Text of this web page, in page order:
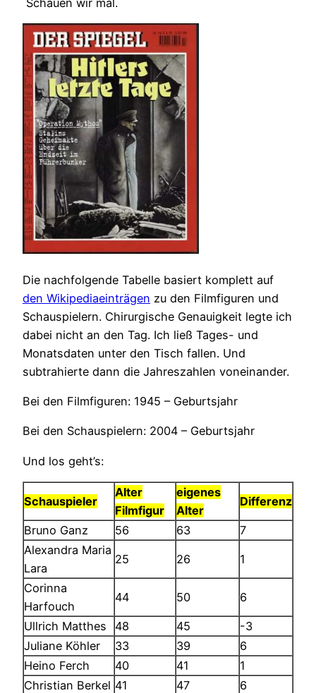
Schauen wir mal.
Die nachfolgende Tabelle basiert komplett auf
den Wikipediaeinträgen zu den Filmfiguren und
Schauspielern. Chirurgische Genauigkeit legte ich
dabei nicht an den Tag. Ich ließ Tages- und
Monatsdaten unter den Tisch fallen. Und
subtrahierte dann die Jahreszahlen voneinander.
Bei den Filmfiguren: 1945 – Geburtsjahr
Bei den Schauspielern: 2004 – Geburtsjahr
Und los geht’s:
Schauspieler
Alter
Filmfigur
eigenes
Alter
Differenz
Bruno Ganz 56 63
7
Alexandra Maria
Lara
25 26 1
Corinna
Harfouch
44 50 6
Ullrich Matthes 48 45
-3
Juliane Köhler
33 39
6
Heino Ferch
40 41
1
Christian Berkel 41 47
6